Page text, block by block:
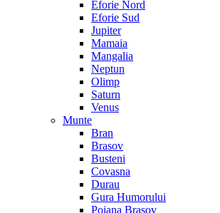
Eforie Nord
Eforie Sud
Jupiter
Mamaia
Mangalia
Neptun
Olimp
Saturn
Venus
Munte
Bran
Brasov
Busteni
Covasna
Durau
Gura Humorului
Poiana Brasov